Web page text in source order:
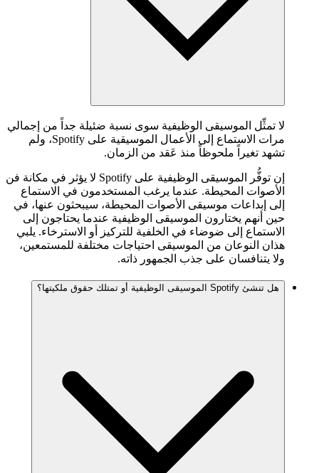
لا تمثِّل الموسيقى الوظيفية سوى نسبة ضئيلة جداً من إجمالي
مرات الاستماع إلى الأعمال الموسيقية على Spotify، ولم
تشهد تغيراً ملحوظاً منذ عَقد من الزمان.
إن توفُّر الموسيقى الوظيفية على Spotify لا يؤثر في مكانة فن
الأصوات المحيطة. عندما يرغب المستخدمون في الاستماع
إلى إبداعات موسيقى الأصوات المحيطة، سيبحثون عنها، في
حين أنهم يختارون الموسيقى الوظيفية عندما يحتاجون إلى
الاستماع إلى ضوضاء في الخلفية للتركيز أو الاسترخاء. يلبي
هذان النوعان من الموسيقى احتياجات مختلفة للمستمعين،
ولا يتنافسان على جذب الجمهور ذاته.
هل تنشئ Spotify الموسيقى الوظيفية أو تمتلك حقوق ملكيتها؟